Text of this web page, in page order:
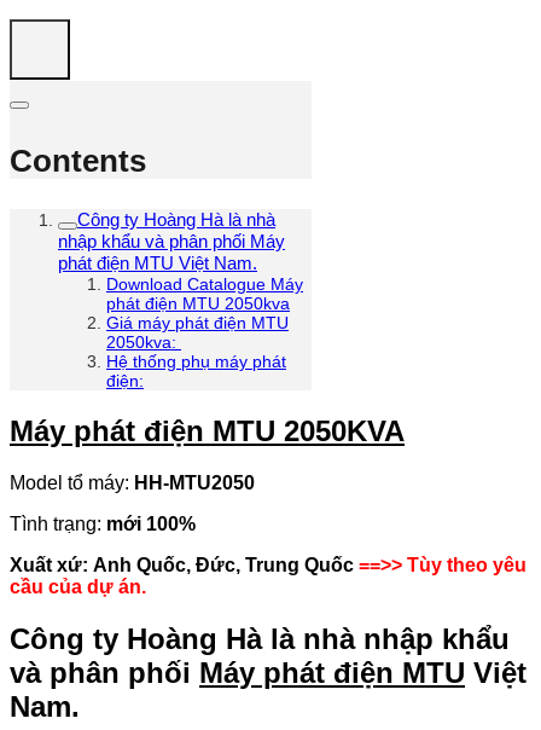
Contents
Công ty Hoàng Hà là nhà
nhập khẩu và phân phối Máy
phát điện MTU Việt Nam.
Download Catalogue Máy
phát điện MTU 2050kva
Giá máy phát điện MTU
2050kva:
Hệ thống phụ máy phát
điện:
Máy phát điện MTU 2050KVA
Model tổ máy: HH-MTU2050
Tình trạng: mới 100%
Xuất xứ: Anh Quốc, Đức, Trung Quốc ==>> Tùy theo yêu
cầu của dự án.
Công ty Hoàng Hà là nhà nhập khẩu
và phân phối Máy phát điện MTU Việt
Nam.